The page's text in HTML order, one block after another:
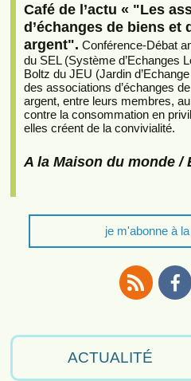
Café de l’actu « "Les
d’échanges de biens et
argent". Conférence-Débat
du SEL (Système d’Echanges
Boltz du JEU (Jardin
des associations d’échanges
argent, entre leurs membres,
contre la consommation en
elles créent de la convivialité.
A la Maison du monde /
je m'abonne à
ACTUALITÉ